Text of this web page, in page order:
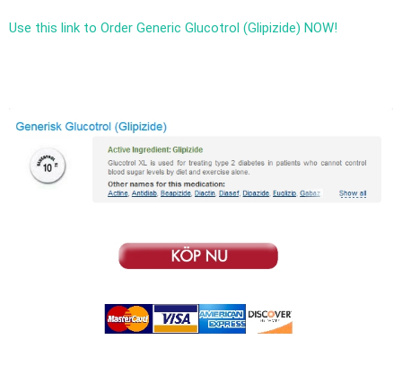
Use this link to Order Generic Glucotrol (Glipizide) NOW!